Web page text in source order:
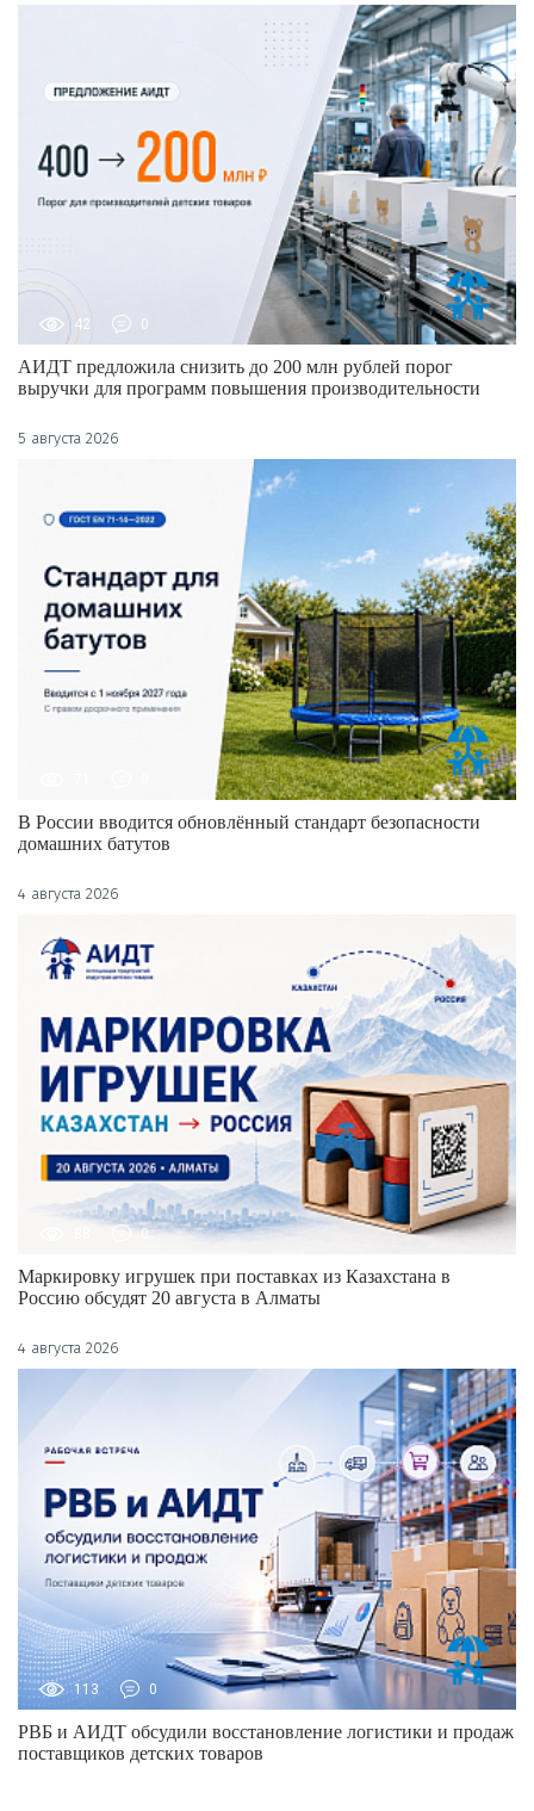
42 0
АИДТ предложила снизить до 200 млн рублей порог
выручки для программ повышения производительности
5 августа 2026
В России вводится обновлённый стандарт безопасности
домашних батутов
4 августа 2026
0
Маркировку игрушек при поставках из Казахстана в
Россию обсудят 20 августа в Алматы
4 августа 2026
113 0
РВБ и АИДТ обсудили восстановление логистики и продаж
поставщиков детских товаров